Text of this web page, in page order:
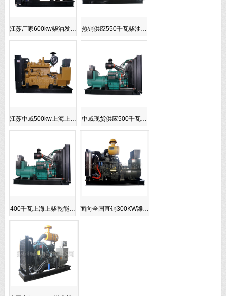
江苏厂家600kw柴油发… 热销供应550千瓦柴油…
江苏中威500kw上海上… 中威现货供应500千瓦…
400千瓦上海上柴乾能… 面向全国直销300KW潍…